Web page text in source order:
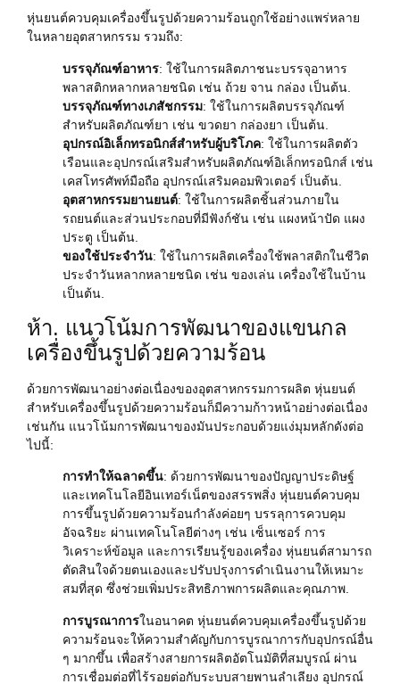
หุ่นยนต์ควบคุมเครื่องขึ้นรูปด้วยความร้อนถูกใช้อย่างแพร่หลาย
ในหลายอุตสาหกรรม รวมถึง:
บรรจุภัณฑ์อาหาร: ใช้ในการผลิตภาชนะบรรจุอาหาร
พลาสติกหลากหลายชนิด เช่น ถ้วย จาน กล่อง เป็นต้น.
บรรจุภัณฑ์ทางเภสัชกรรม: ใช้ในการผลิตบรรจุภัณฑ์
สำหรับผลิตภัณฑ์ยา เช่น ขวดยา กล่องยา เป็นต้น.
อุปกรณ์อิเล็กทรอนิกส์สำหรับผู้บริโภค: ใช้ในการผลิตตัว
เรือนและอุปกรณ์เสริมสำหรับผลิตภัณฑ์อิเล็กทรอนิกส์ เช่น
เคสโทรศัพท์มือถือ อุปกรณ์เสริมคอมพิวเตอร์ เป็นต้น.
อุตสาหกรรมยานยนต์: ใช้ในการผลิตชิ้นส่วนภายใน
รถยนต์และส่วนประกอบที่มีฟังก์ชัน เช่น แผงหน้าปัด แผง
ประตู เป็นต้น.
ของใช้ประจำวัน: ใช้ในการผลิตเครื่องใช้พลาสติกในชีวิต
ประจำวันหลากหลายชนิด เช่น ของเล่น เครื่องใช้ในบ้าน
เป็นต้น.
ห้า. แนวโน้มการพัฒนาของแขนกล
เครื่องขึ้นรูปด้วยความร้อน
ด้วยการพัฒนาอย่างต่อเนื่องของอุตสาหกรรมการผลิต หุ่นยนต์
สำหรับเครื่องขึ้นรูปด้วยความร้อนก็มีความก้าวหน้าอย่างต่อเนื่อง
เช่นกัน แนวโน้มการพัฒนาของมันประกอบด้วยแง่มุมหลักดังต่อ
ไปนี้:
การทำให้ฉลาดขึ้น: ด้วยการพัฒนาของปัญญาประดิษฐ์
และเทคโนโลยีอินเทอร์เน็ตของสรรพสิ่ง หุ่นยนต์ควบคุม
การขึ้นรูปด้วยความร้อนกำลังค่อยๆ บรรลุการควบคุม
อัจฉริยะ ผ่านเทคโนโลยีต่างๆ เช่น เซ็นเซอร์ การ
วิเคราะห์ข้อมูล และการเรียนรู้ของเครื่อง หุ่นยนต์สามารถ
ตัดสินใจด้วยตนเองและปรับปรุงการดำเนินงานให้เหมาะ
สมที่สุด ซึ่งช่วยเพิ่มประสิทธิภาพการผลิตและคุณภาพ.
การบูรณาการในอนาคต หุ่นยนต์ควบคุมเครื่องขึ้นรูปด้วย
ความร้อนจะให้ความสำคัญกับการบูรณาการกับอุปกรณ์อื่น
ๆ มากขึ้น เพื่อสร้างสายการผลิตอัตโนมัติที่สมบูรณ์ ผ่าน
การเชื่อมต่อที่ไร้รอยต่อกับระบบสายพานลำเลียง อุปกรณ์